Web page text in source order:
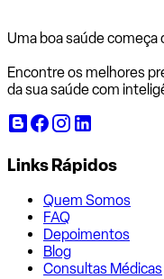
Uma boa saúde começa
Encontre os melhores
da sua saúde com
Links Rápidos
Quem Somos
FAQ
Depoimentos
Blog
Consultas Médicas